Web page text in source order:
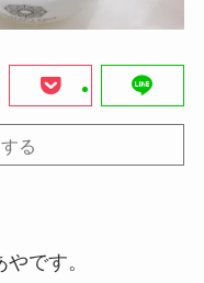
る
です。